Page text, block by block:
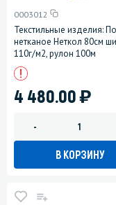
0003012
Текстильные изделия:
нетканое Неткол 80см
110г/м2, рулон 100м
4 480.00)
-
В КОРЗИНУ